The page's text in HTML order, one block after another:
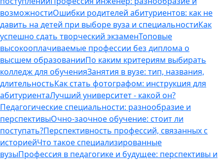
возможностиОшибки родителей абитуриентов: как не
давить на детей при выборе вуза и специальностиКак
успешно сдать творческий экзаменТоповые
высокооплачиваемые профессии без диплома о
высшем образованииПо каким критериям выбирать
колледж для обученияЗанятия в вузе: тип, названия,
длительностьКак стать фотографом: инструкция для
абитуриентаЛучший университет - какой он?
Педагогические специальности: разнообразие и
перспективыОчно-заочное обучение: стоит ли
поступать?Перспективность профессий, связанных с
историейЧто такое специализированные
вузыПрофессия в педагогике и будущее: перспективы и